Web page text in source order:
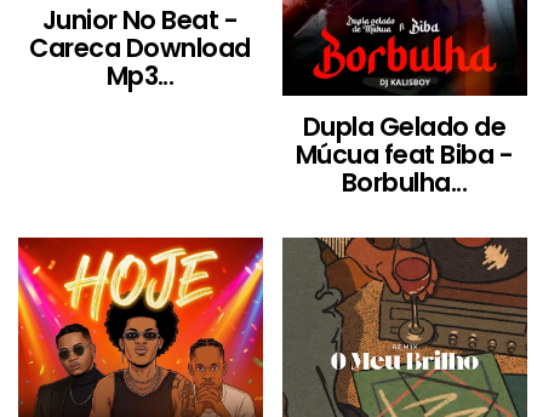
Junior No Beat -
Careca Download
Mp3...
Dupla Gelado de
Múcua feat Biba -
Borbulha...